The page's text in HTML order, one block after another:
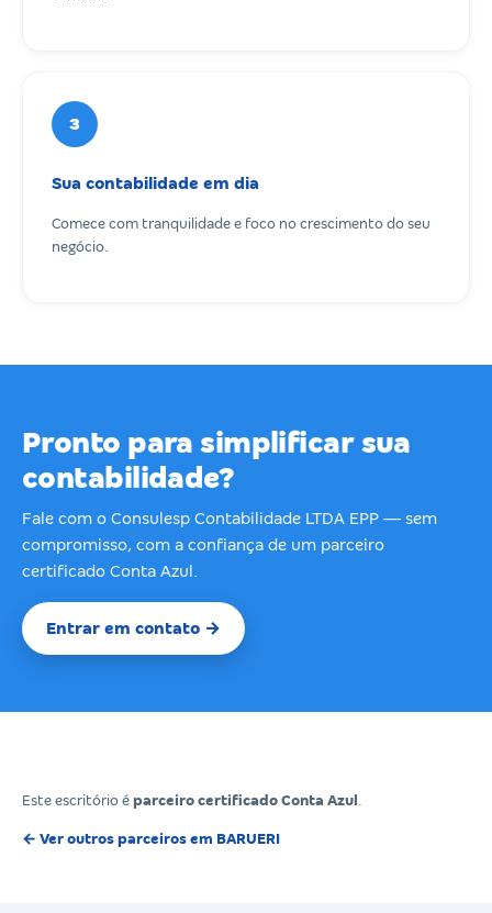
3
Sua contabilidade em dia
Comece com tranquilidade e foco no crescimento do seu
negócio.
Pronto para simplificar sua
contabilidade?
Fale com o Consulesp Contabilidade LTDA EPP — sem
compromisso, com a confiança de um parceiro
certificado Conta Azul.
Entrar em contato →
Este escritório é parceiro certificado Conta Azul
← Ver outros parceiros em BARUERI